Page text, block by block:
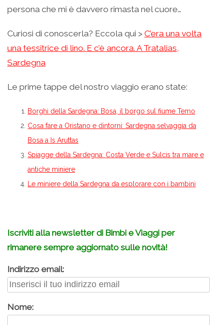
persona che mi è davvero rimasta nel cuore…
Curiosi di conoscerla? Eccola qui > C’era una volta
una tessitrice di lino. E c’è ancora. A Tratalias,
Sardegna
Le prime tappe del nostro viaggio erano state:
Borghi della Sardegna: Bosa, il borgo sul fiume Temo
Cosa fare a Oristano e dintorni: Sardegna selvaggia da
Bosa a Is Aruttas
Spiagge della Sardegna: Costa Verde e Sulcis tra mare e
antiche miniere
Le miniere della Sardegna da esplorare con i bambini
Iscriviti alla newsletter di Bimbi e Viaggi per
rimanere sempre aggiornato sulle novità!
Indirizzo email:
Nome: